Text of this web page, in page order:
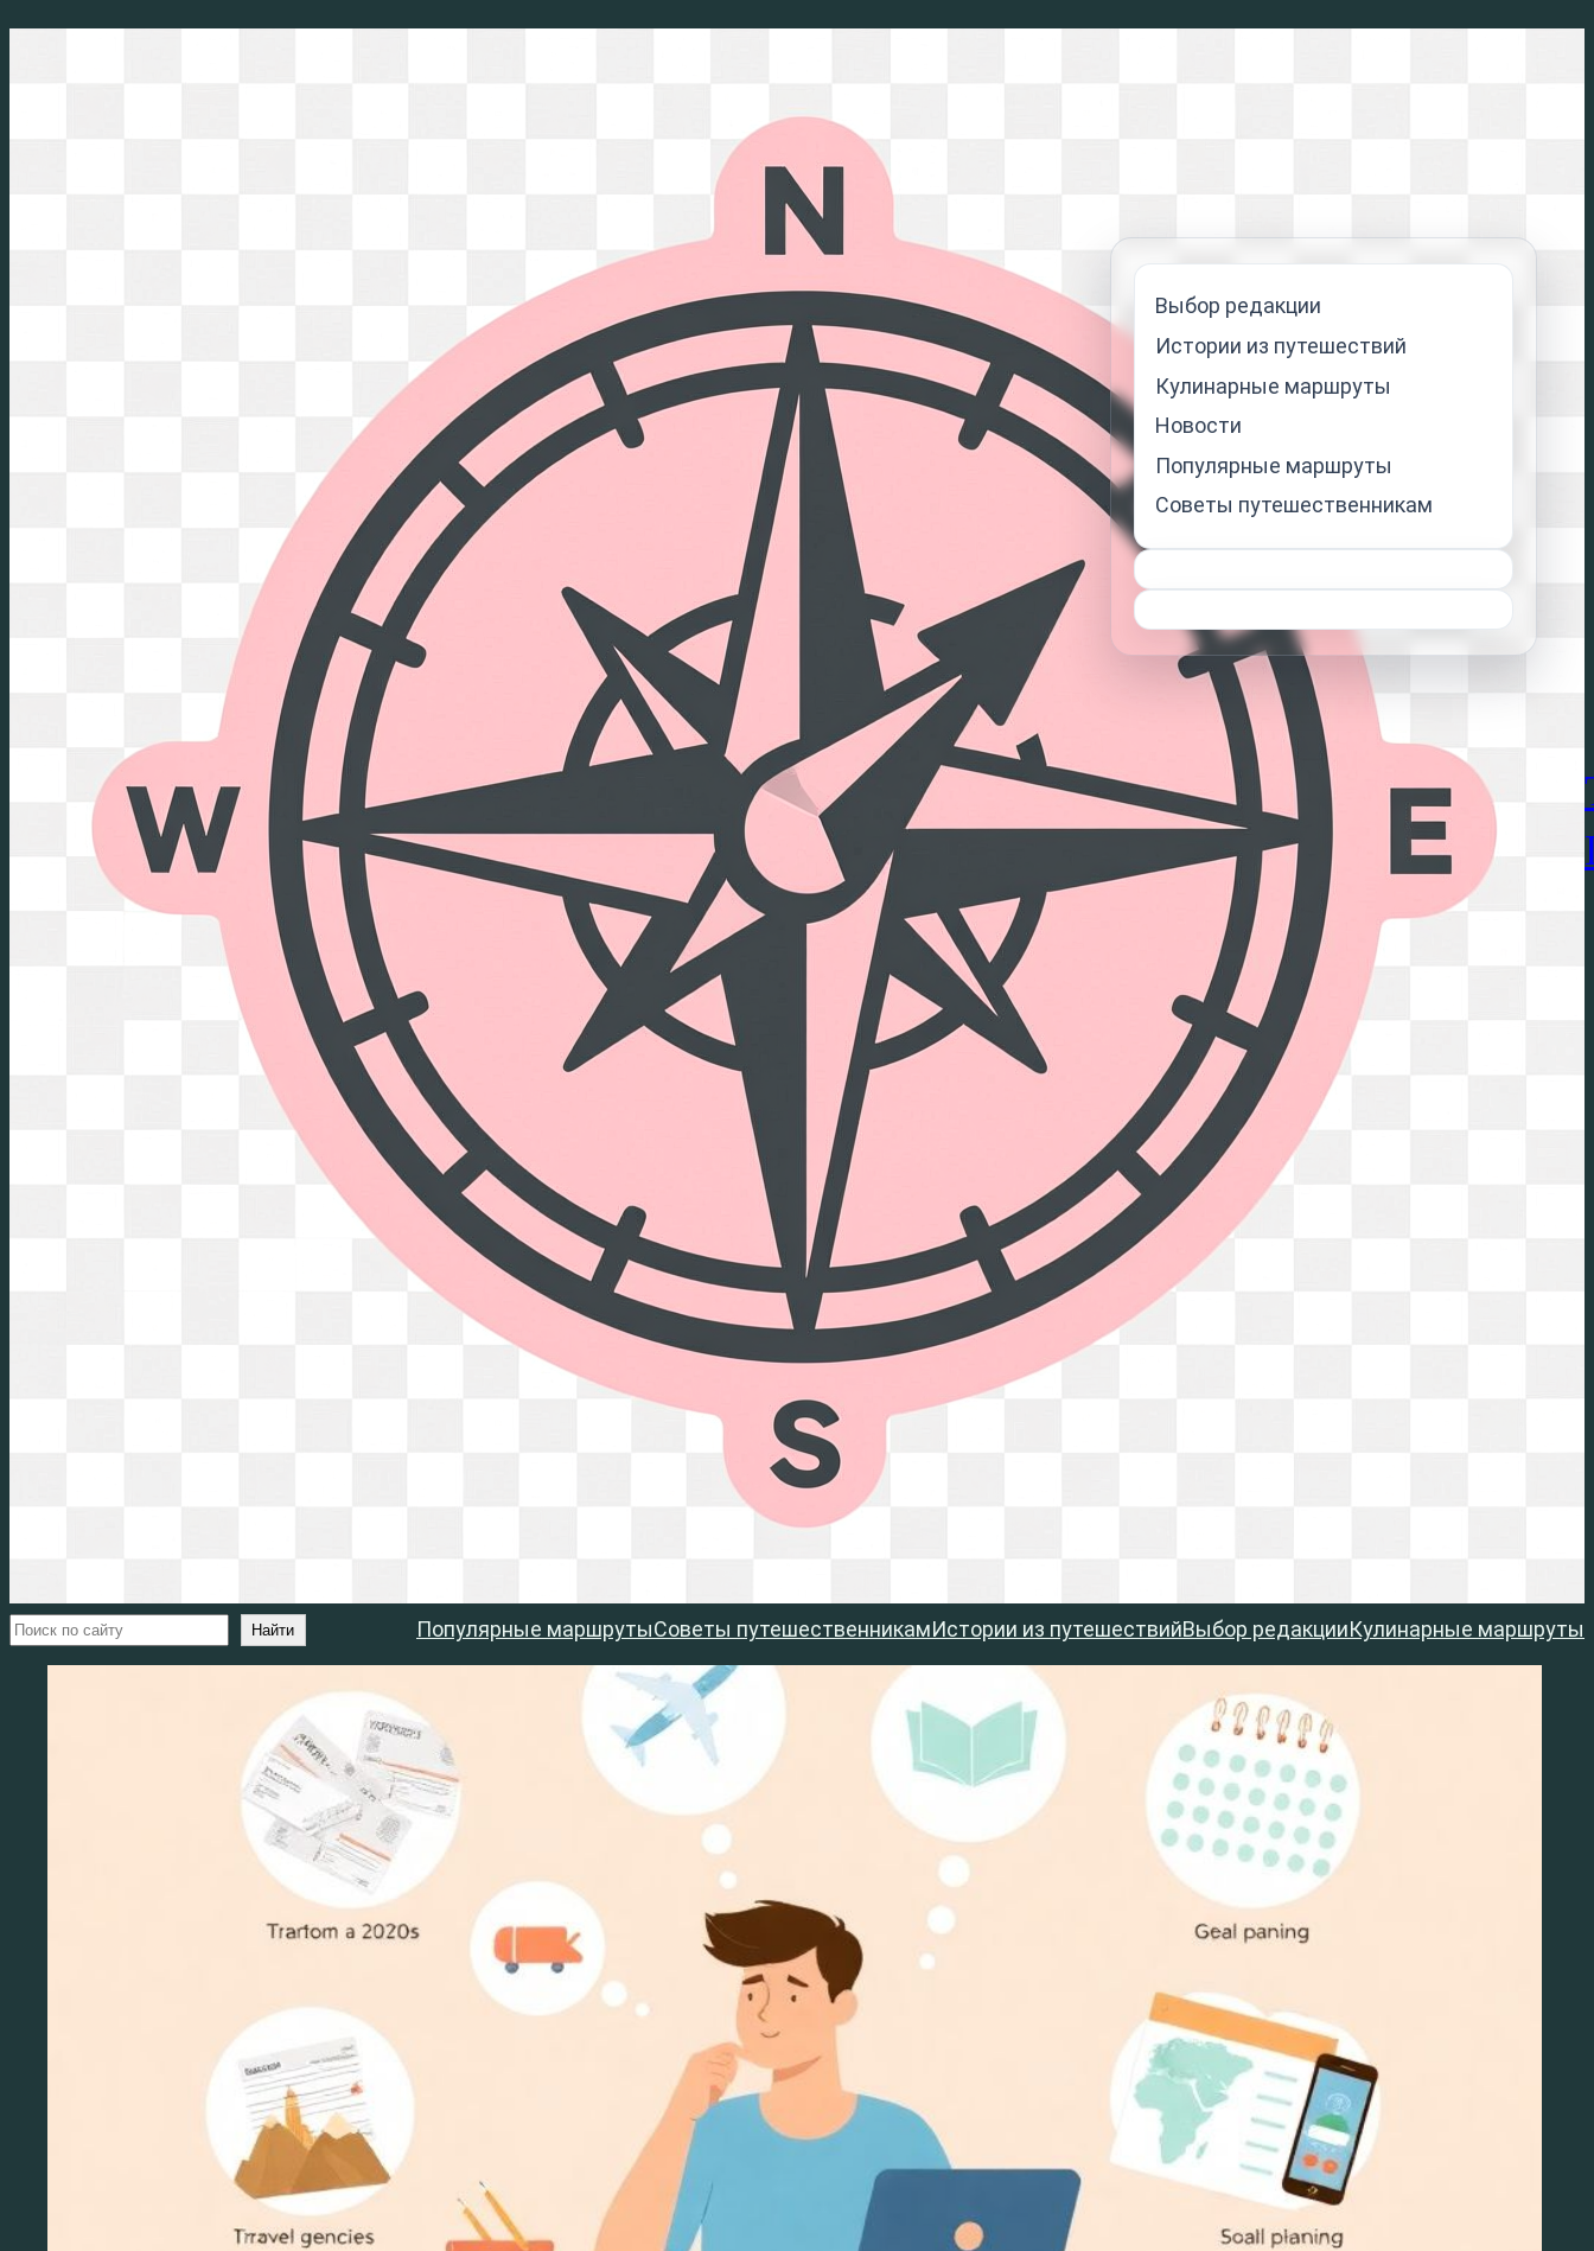
Перейти
Поиск Найти Популярные маршрутыСоветы путешественникамИстории из путешествийВыбор редакцииКулинарные маршруты
Выбор редакции
Истории из путешествий
Кулинарные маршруты
Новости
Популярные маршруты
Советы путешественникам